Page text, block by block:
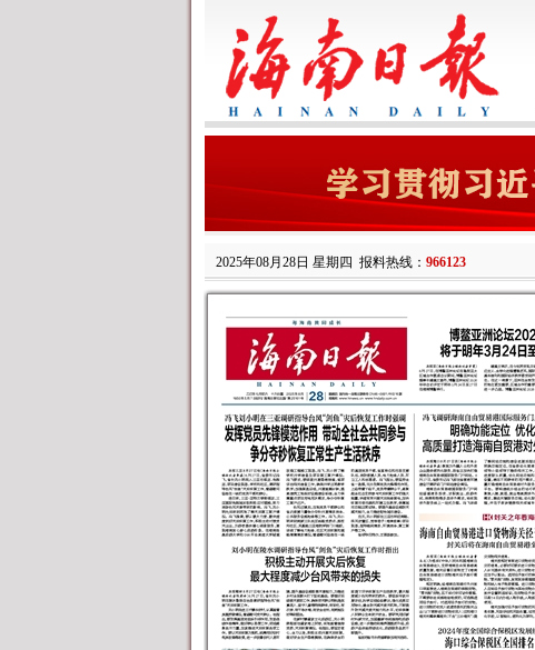
2025年08月28日 星期四 报料热线： 966123